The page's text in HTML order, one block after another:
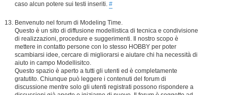
caso alcun potere sui testi inseriti. #
Benvenuto nel forum di Modeling Time.
Questo è un sito di diffusione modellistica di tecnica e condivisione
di realizzazioni, procedure e suggerimenti. Il nostro scopo è
mettere in contatto persone con lo stesso HOBBY per poter
scambiarsi idee, cercare di migliorarsi e aiutare chi ha necessità di
aiuto in campo Modellisitco.
Questo spazio è aperto a tutti gli utenti ed è completamente
gratutito. Chiunque può leggere i contenuti del forum di
discussione mentre solo gli utenti registrati possono rispondere a